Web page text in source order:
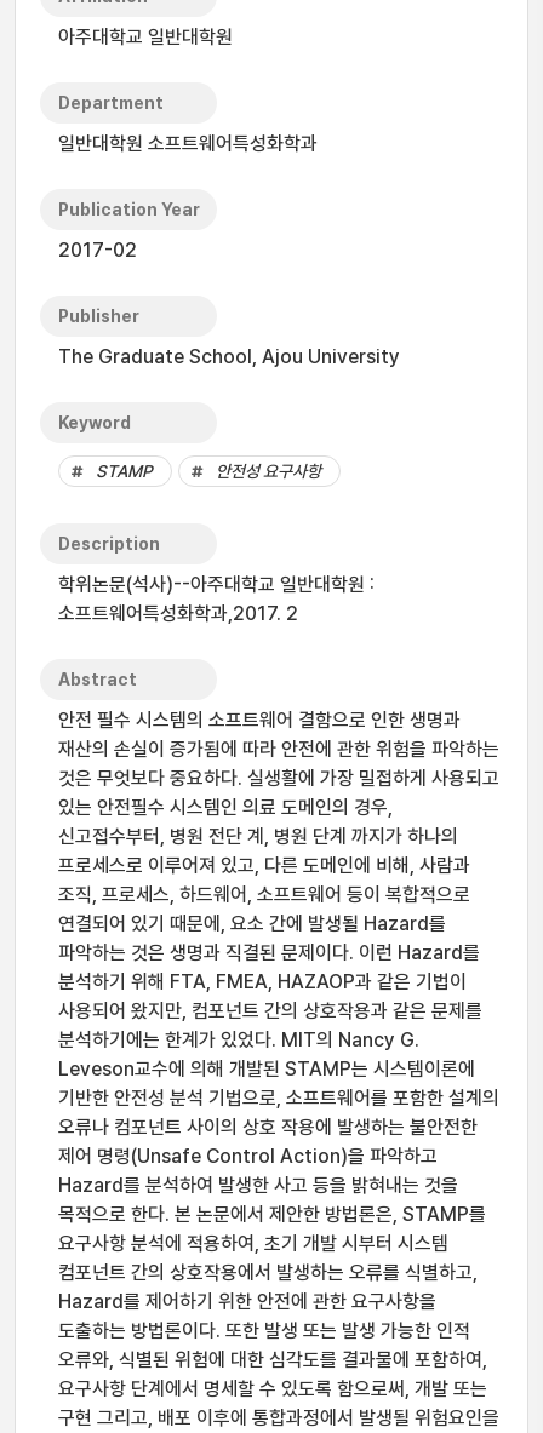
아주대학교 일반대학원
Department
일반대학원 소프트웨어특성화학과
Publication Year
2017-02
Publisher
The Graduate School, Ajou University
Keyword
STAMP 안전성 요구사항
Description
학위논문(석사)--아주대학교 일반대학원 :
소프트웨어특성화학과,2017. 2
Abstract
안전 필수 시스템의 소프트웨어 결함으로 인한 생명과
재산의 손실이 증가됨에 따라 안전에 관한 위험을 파악하는
것은 무엇보다 중요하다. 실생활에 가장 밀접하게 사용되고
있는 안전필수 시스템인 의료 도메인의 경우,
신고접수부터, 병원 전단 계, 병원 단계 까지가 하나의
프로세스로 이루어져 있고, 다른 도메인에 비해, 사람과
조직, 프로세스, 하드웨어, 소프트웨어 등이 복합적으로
연결되어 있기 때문에, 요소 간에 발생될 Hazard를
파악하는 것은 생명과 직결된 문제이다. 이런 Hazard를
분석하기 위해 FTA, FMEA, HAZAOP과 같은 기법이
사용되어 왔지만, 컴포넌트 간의 상호작용과 같은 문제를
분석하기에는 한계가 있었다. MIT의 Nancy G.
Leveson교수에 의해 개발된 STAMP는 시스템이론에
기반한 안전성 분석 기법으로, 소프트웨어를 포함한 설계의
오류나 컴포넌트 사이의 상호 작용에 발생하는 불안전한
제어 명령(Unsafe Control Action)을 파악하고
Hazard를 분석하여 발생한 사고 등을 밝혀내는 것을
목적으로 한다. 본 논문에서 제안한 방법론은, STAMP를
요구사항 분석에 적용하여, 초기 개발 시부터 시스템
컴포넌트 간의 상호작용에서 발생하는 오류를 식별하고,
Hazard를 제어하기 위한 안전에 관한 요구사항을
도출하는 방법론이다. 또한 발생 또는 발생 가능한 인적
오류와, 식별된 위험에 대한 심각도를 결과물에 포함하여,
요구사항 단계에서 명세할 수 있도록 함으로써, 개발 또는
구현 그리고, 배포 이후에 통합과정에서 발생될 위험요인을